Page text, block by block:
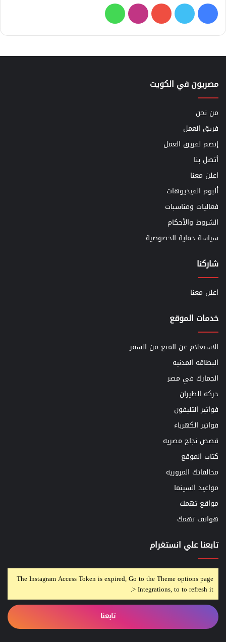
فيسبوك
تويتر يوتيوبانستقرامواتساب
مصريون في الكويت
من نحن
فريق العمل
إنضم لفريق العمل
أتصل بنا
اعلن معنا
ألبوم الفيديوهات
فعاليات ومناسبات
الشروط والأحكام
سياسة حماية الخصوصية
شاركنا
اعلن معنا
خدمات الموقع
الاستعلام عن المنع من السفر
البطاقه المدنيه
الجمارك في مصر
حركه الطيران
فواتير التليفون
فواتير الكهرباء
قصص نجاح مصريه
كتاب الموقع
مخالفاتك المروريه
مواعيد السينما
مواقع تهمك
هواتف تهمك
تابعنا علي انستغرام
The Instagram Access Token is expired, Go to the Theme options page
> Integrations, to to refresh it.
تابعنا